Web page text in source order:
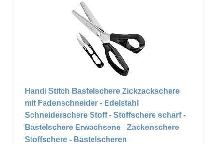
Handi Stitch Bastelschere Zickzackschere
mit Fadenschneider - Edelstahl
Schneiderschere Stoff - Stoffschere scharf -
Bastelschere Erwachsene - Zackenschere
Stoffschere - Bastelscheren